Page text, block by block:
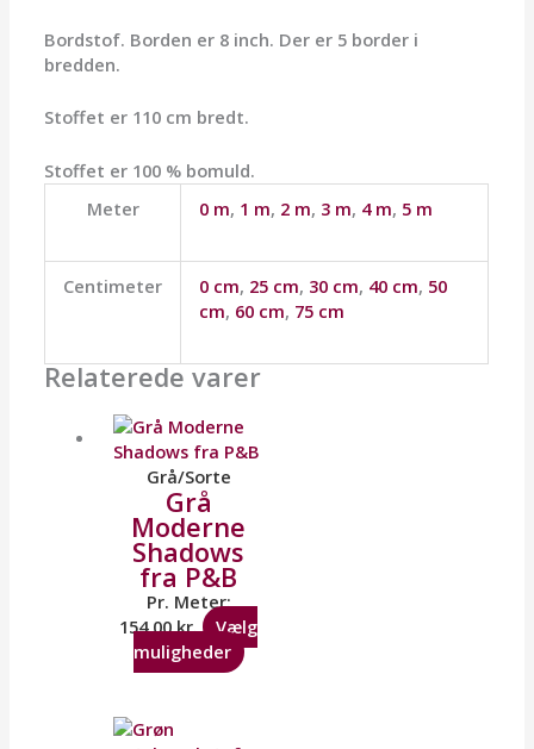
Bordstof. Borden er 8 inch. Der er 5 border i
bredden.
Stoffet er 110 cm bredt.
Stoffet er 100 % bomuld.
Meter
0 m, 1 m, 2 m, 3 m, 4 m, 5 m
Centimeter 0 cm, 25 cm, 30 cm, 40 cm, 50
cm, 60 cm, 75 cm
Relaterede varer
Grå/Sorte
Grå
Moderne
Shadows
fra P&B
Pr. Meter:
154,00kr.
Vælg
muligheder